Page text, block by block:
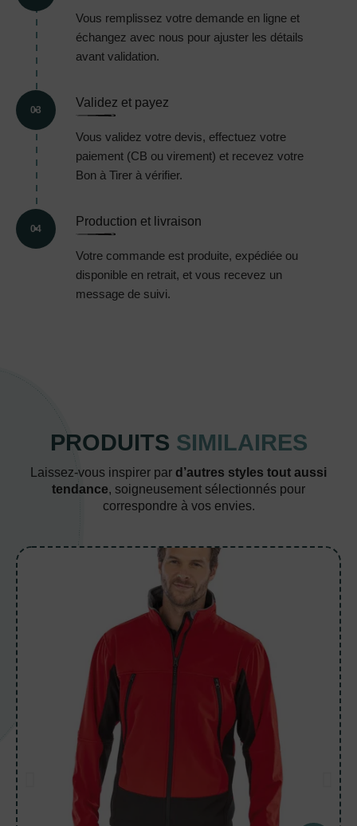
Vous remplissez votre demande en ligne et
échangez avec nous pour ajuster les détails
avant validation.
03
Validez et payez
Vous validez votre devis, effectuez votre
paiement (CB ou virement) et recevez votre
Bon à Tirer à vérifier.
04
Production et livraison
Votre commande est produite, expédiée ou
disponible en retrait, et vous recevez un
message de suivi.
PRODUITS SIMILAIRES
Laissez-vous inspirer par d’autres styles tout aussi
tendance, soigneusement sélectionnés pour
correspondre à vos envies.